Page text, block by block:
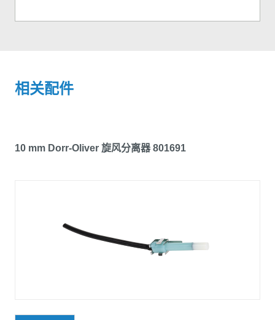
相关配件
10 mm Dorr-Oliver 旋风分离器 801691